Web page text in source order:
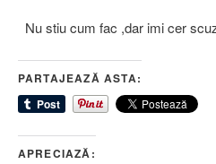
Nu stiu cum fac ,dar imi cer
PARTAJEAZĂ ASTA:
APRECIAZĂ: